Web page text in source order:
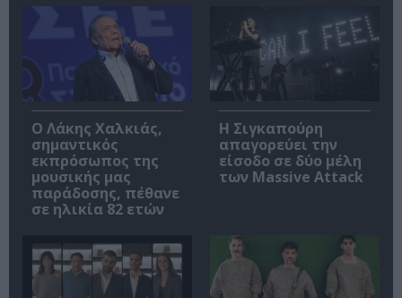
Ο Λάκης Χαλκιάς,
σημαντικός
εκπρόσωπος της
μουσικής μας
παράδοσης, πέθανε
σε ηλικία 82 ετών
Η Σιγκαπούρη
απαγορεύει την
είσοδο σε δύο μέλη
των Massive Attack